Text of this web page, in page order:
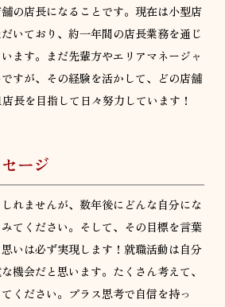
の店長になることです。現在は小型店
いており、約一年間の店長業務を通じ
ます。まだ先輩方やエリアマネージャ
すが、その経験を活かして、どの店舗
長を目指して日々努力しています！
ージ
れませんが、数年後にどんな自分にな
てください。そして、その目標を言葉
いは必ず実現します！就職活動は自分
機会だと思います。たくさん考えて、
ください。プラス思考で自信を持っ